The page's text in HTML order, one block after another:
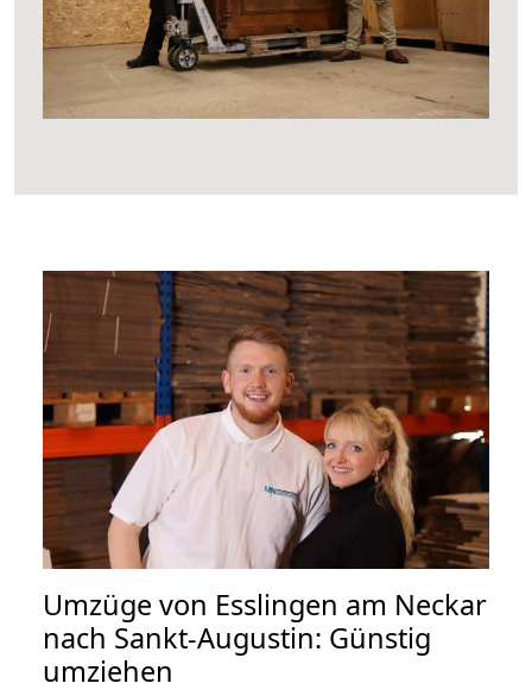
Umzüge von Esslingen am Neckar
nach Sankt-Augustin: Günstig
umziehen